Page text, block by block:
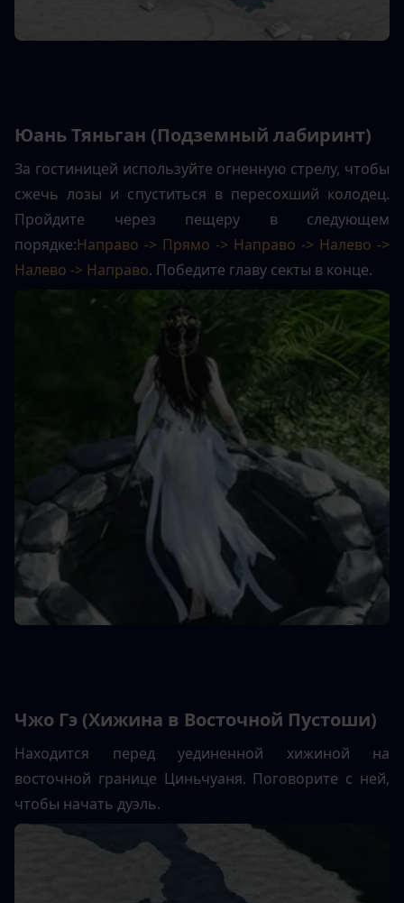
Юань Тяньган (Подземный лабиринт)
За гостиницей используйте огненную стрелу, чтобы
сжечь лозы и спуститься в пересохший колодец.
Пройдите через пещеру в следующем
порядке:Направо -> Прямо -> Направо -> Налево ->
Налево -> Направо. Победите главу секты в конце.
Чжо Гэ (Хижина в Восточной Пустоши)
Находится перед уединенной хижиной на
восточной границе Циньчуаня. Поговорите с ней,
чтобы начать дуэль.